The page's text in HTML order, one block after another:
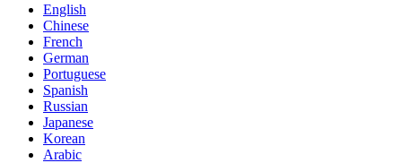
English
Chinese
French
German
Portuguese
Spanish
Russian
Japanese
Korean
Arabic